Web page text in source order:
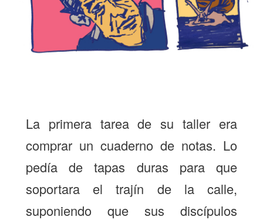
La primera tarea de su taller era
comprar un cuaderno de notas. Lo
pedía de tapas duras para que
soportara el trajín de la calle,
suponiendo que sus discípulos